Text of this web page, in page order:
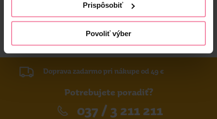
Prispôsobiť
Povoliť výber
maximálna spokojnosť
Doprava zadarmo pri nákupe od 49 €
Potrebujete poradiť?
037 / 3 211 211